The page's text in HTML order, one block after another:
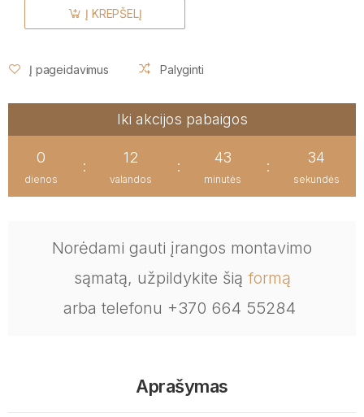
Į KREPŠELĮ
Į pageidavimus Palyginti
Iki akcijos pabaigos
0
dienos
:
12
valandos
:
43
minutės
:
33
sekundės
Norėdami gauti įrangos montavimo
sąmatą, užpildykite šią formą
arba telefonu +370 664 55284
Aprašymas